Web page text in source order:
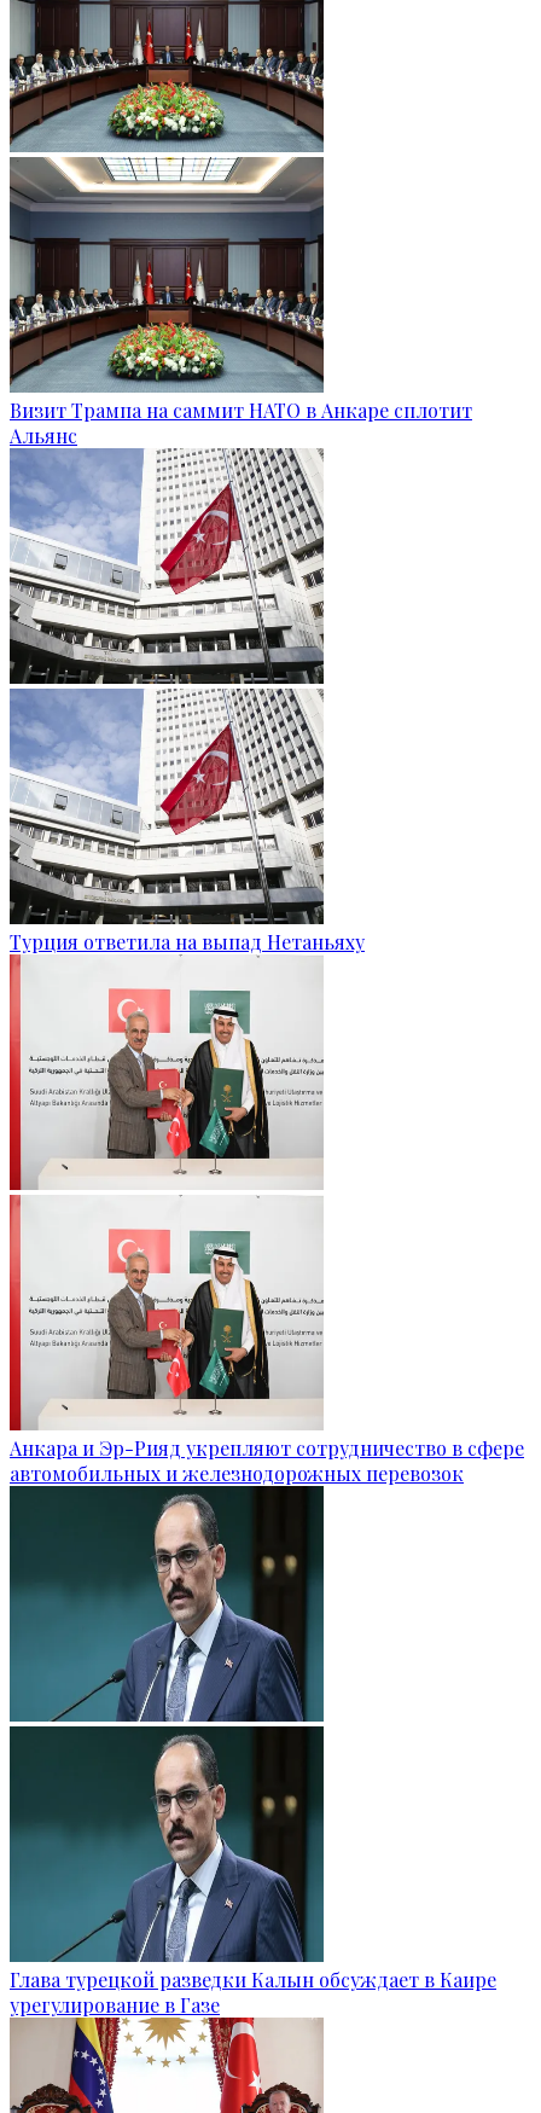
Визит Трампа на саммит НАТО в Анкаре сплотит
Альянс
Турция ответила на выпад Нетаньяху
Анкара и Эр-Рияд укрепляют сотрудничество в сфере
автомобильных и железнодорожных перевозок
Глава турецкой разведки Калын обсуждает в Каире
урегулирование в Газе